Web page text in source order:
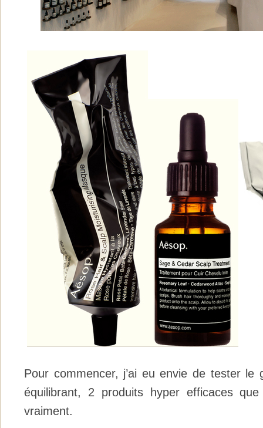
Pour commencer, j’ai eu envie de tester le
équilibrant, 2 produits hyper efficaces
vraiment.